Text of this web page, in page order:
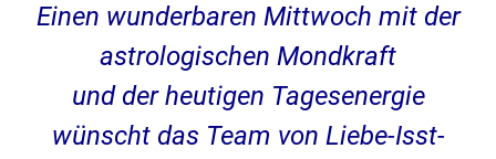
Einen wunderbaren Mittwoch mit der
astrologischen Mondkraft
und der heutigen Tagesenergie
wünscht das Team von Liebe-Isst-